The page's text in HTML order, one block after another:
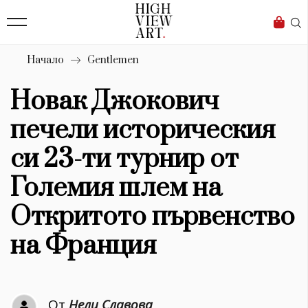
Бизнес
Мода
Dialogue
Изкуство
4340
Красота
777
Дизайн
1272
Книги
Начало Gentlemen
Новак Джокович
печели историческия
си 23-ти турнир от
Големия шлем на
Откритото първенство
на Франция